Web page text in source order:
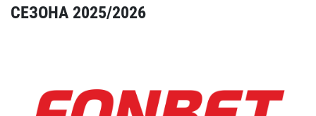
СЕЗОНА 2025/2026